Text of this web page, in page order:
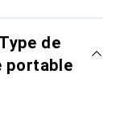
de
portable